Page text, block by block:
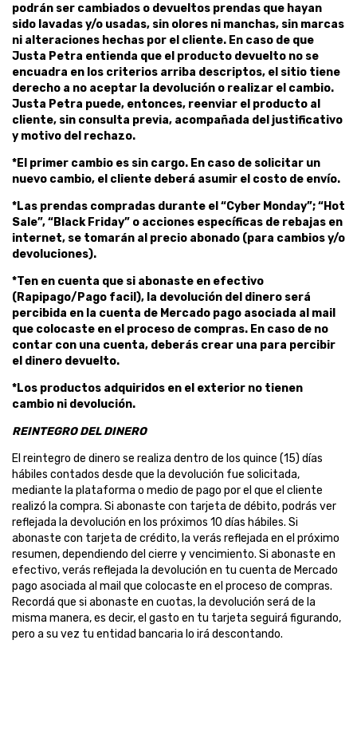
podrán ser cambiados o devueltos prendas que hayan
sido lavadas y/o usadas, sin olores ni manchas, sin marcas
ni alteraciones hechas por el cliente. En caso de que
Justa Petra entienda que el producto devuelto no se
encuadra en los criterios arriba descriptos, el sitio tiene
derecho a no aceptar la devolución o realizar el cambio.
Justa Petra puede, entonces, reenviar el producto al
cliente, sin consulta previa, acompañada del justificativo
y motivo del rechazo.
*El primer cambio es sin cargo. En caso de solicitar un
nuevo cambio, el cliente deberá asumir el costo de envío.
*Las prendas compradas durante el “Cyber Monday”; “Hot
Sale”, “Black Friday” o acciones específicas de rebajas en
internet, se tomarán al precio abonado (para cambios y/o
devoluciones).
*Ten en cuenta que si abonaste en efectivo
(Rapipago/Pago facil), la devolución del dinero será
percibida en la cuenta de Mercado pago asociada al mail
que colocaste en el proceso de compras. En caso de no
contar con una cuenta, deberás crear una para percibir
el dinero devuelto.
*Los productos adquiridos en el exterior no tienen
cambio ni devolución.
REINTEGRO DEL DINERO
El reintegro de dinero se realiza dentro de los quince (15) días
hábiles contados desde que la devolución fue solicitada,
mediante la plataforma o medio de pago por el que el cliente
realizó la compra. Si abonaste con tarjeta de débito, podrás ver
reflejada la devolución en los próximos 10 días hábiles. Si
abonaste con tarjeta de crédito, la verás reflejada en el próximo
resumen, dependiendo del cierre y vencimiento. Si abonaste en
efectivo, verás reflejada la devolución en tu cuenta de Mercado
pago asociada al mail que colocaste en el proceso de compras.
Recordá que si abonaste en cuotas, la devolución será de la
misma manera, es decir, el gasto en tu tarjeta seguirá figurando,
pero a su vez tu entidad bancaria lo irá descontando.